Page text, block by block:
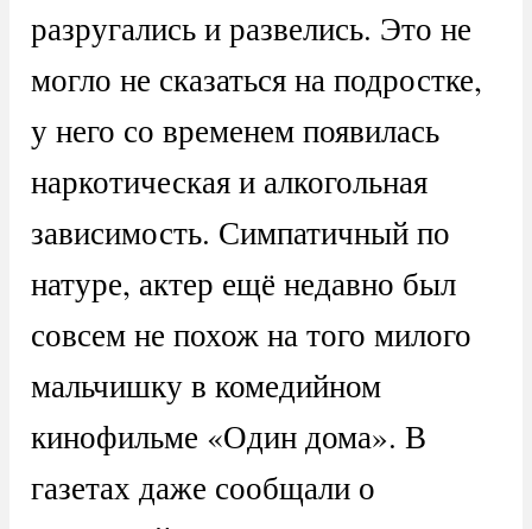
разругались и развелись. Это не
могло не сказаться на подростке,
у него со временем появилась
наркотическая и алкогольная
зависимость. Симпатичный по
натуре, актер ещё недавно был
совсем не похож на того милого
мальчишку в комедийном
кинофильме «Один дома». В
газетах даже сообщали о